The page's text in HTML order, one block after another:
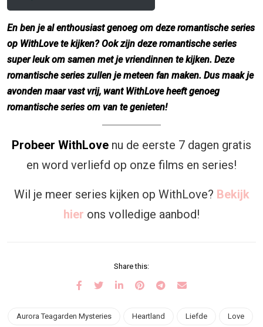
En ben je al enthousiast genoeg om deze romantische series
op WithLove te kijken? Ook zijn deze romantische series
super leuk om samen met je vriendinnen te kijken. Deze
romantische series zullen je meteen fan maken. Dus maak je
avonden maar vast vrij, want WithLove heeft genoeg
romantische series om van te genieten!
Probeer WithLove nu de eerste 7 dagen gratis
en word verliefd op onze films en series!
Wil je meer series kijken op WithLove? Bekijk
hier ons volledige aanbod!
Share this:
Aurora Teagarden Mysteries Heartland Liefde Love